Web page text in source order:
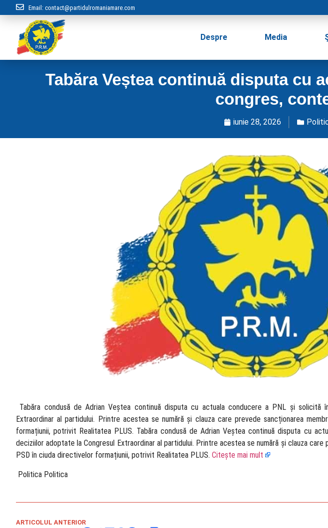
Email: contact@partidulromaniamare.com
Despre Media
Tabăra Veștea continuă disputa cu
congres,
iunie 28, 2026
Tabăra condusă de Adrian Veștea continuă disputa cu actuala conducere a PNL și solicită
Extraordinar al partidului. Printre acestea se numără și clauza care prevede sancționarea
formațiunii, potrivit Realitatea PLUS. Tabăra condusă de Adrian Veștea continuă disputa cu
deciziilor adoptate la Congresul Extraordinar al partidului. Printre acestea se numără și clauza
PSD în ciuda directivelor formațiunii, potrivit Realitatea PLUS. Citește mai mult
​ Politica Politica
ARTICOLUL ANTERIOR